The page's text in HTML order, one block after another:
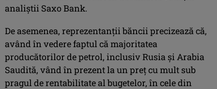
analiştii Saxo Bank.
De asemenea, reprezentanţii băncii precizează că,
având în vedere faptul că majoritatea
producătorilor de petrol, inclusiv Rusia şi Arabia
Saudită, vând în prezent la un preţ cu mult sub
pragul de rentabilitate al bugetelor, în cele din